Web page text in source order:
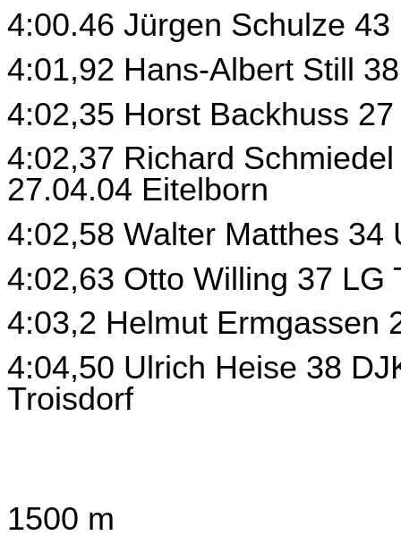
4:00.46 Jürgen Schulze
4:01,92 Hans-Albert Still
4:02,35 Horst Backhuss
4:02,37 Richard
27.04.04 Eitelborn
4:02,58 Walter Matthes 34
4:02,63 Otto Willing 37 LG
4:03,2 Helmut Ermgassen
4:04,50 Ulrich Heise 38
Troisdorf
1500 m